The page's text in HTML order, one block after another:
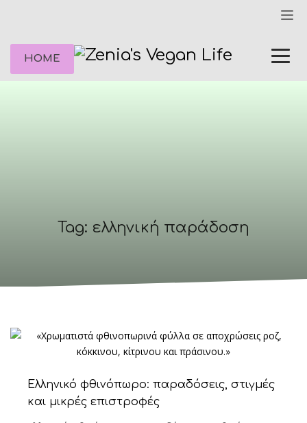
HOME
Tag: ελληνική παράδοση
Ελληνικό φθινόπωρο: παραδόσεις, στιγμές
και μικρές επιστροφές